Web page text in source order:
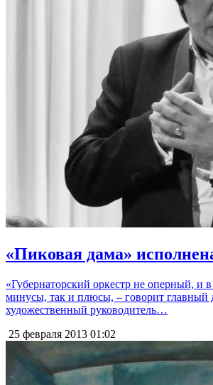
«Пиковая дама»
«Губернаторский оркестр не оперный, и в
минусы, так и плюсы, – говорит главный
художественный руководитель…
25 февраля 2013 01:02